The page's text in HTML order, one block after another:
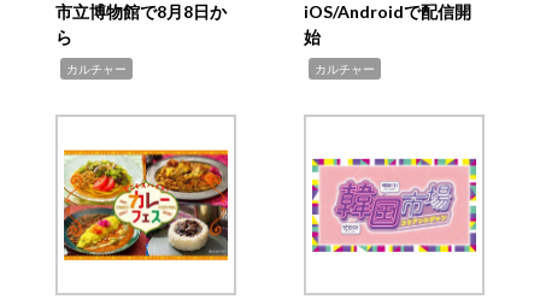
市立博物館で8月8日か
ら
カルチャー
iOS/Androidで配信開
始
カルチャー